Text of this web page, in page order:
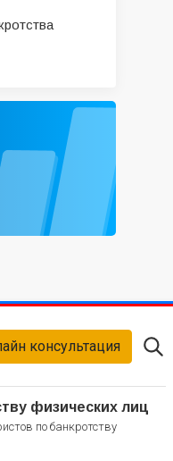
физических лиц
по банкротству
консультация